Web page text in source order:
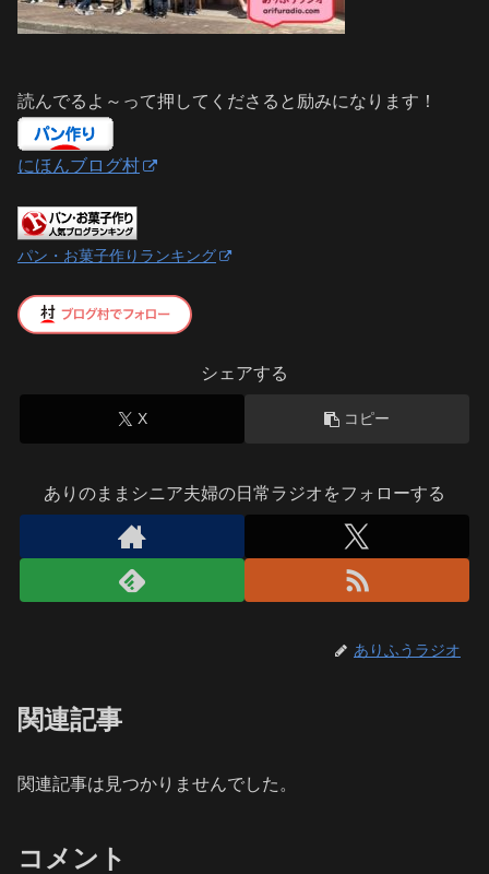
読んでるよ～って押してくださると励みになります！
にほんブログ村
パン・お菓子作りランキング
シェアする
X コピー
ありのままシニア夫婦の日常ラジオをフォローする
ありふうラジオ
関連記事
関連記事は見つかりませんでした。
コメント